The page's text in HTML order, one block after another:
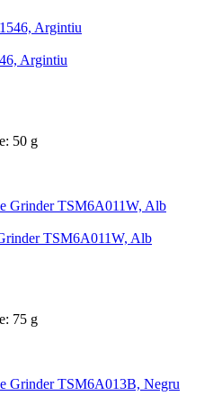
Argintiu
50 g
TSM6A011W, Alb
75 g